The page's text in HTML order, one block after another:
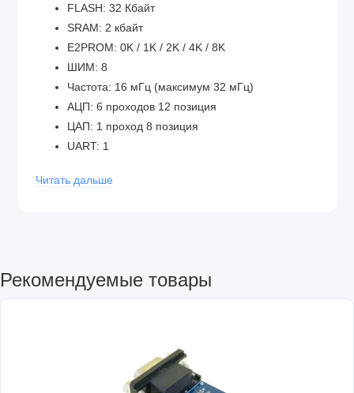
FLASH: 32 Кбайт
SRAM: 2 кбайт
E2PROM: 0K / 1K / 2K / 4K / 8K
ШИМ: 8
Частота: 16 мГц (максимум 32 мГц)
АЦП: 6 проходов 12 позиция
ЦАП: 1 проход 8 позиция
UART: 1
TWI (I2C): Да
Читать дальше
Рекомендуемые товары